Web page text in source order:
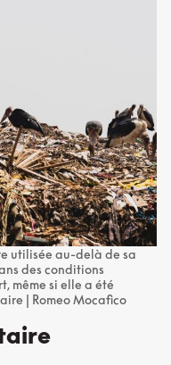
utilisée au-delà de sa
des conditions
même si elle a été
| Romeo Mocafico